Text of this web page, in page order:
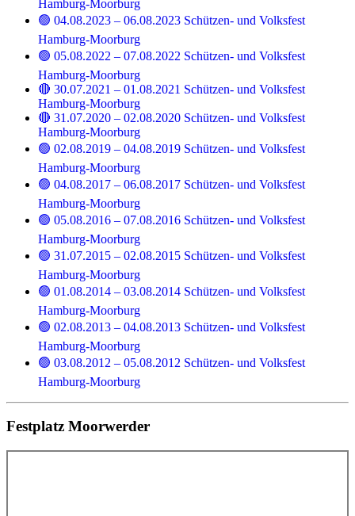
Hamburg-Moorburg
🟢 04.08.2023 – 06.08.2023 Schützen- und Volksfest
Hamburg-Moorburg
🟢 05.08.2022 – 07.08.2022 Schützen- und Volksfest
Hamburg-Moorburg
🔴 30.07.2021 – 01.08.2021 Schützen- und Volksfest
Hamburg-Moorburg
🔴 31.07.2020 – 02.08.2020 Schützen- und Volksfest
Hamburg-Moorburg
🟢 02.08.2019 – 04.08.2019 Schützen- und Volksfest
Hamburg-Moorburg
🟢 04.08.2017 – 06.08.2017 Schützen- und Volksfest
Hamburg-Moorburg
🟢 05.08.2016 – 07.08.2016 Schützen- und Volksfest
Hamburg-Moorburg
🟢 31.07.2015 – 02.08.2015 Schützen- und Volksfest
Hamburg-Moorburg
🟢 01.08.2014 – 03.08.2014 Schützen- und Volksfest
Hamburg-Moorburg
🟢 02.08.2013 – 04.08.2013 Schützen- und Volksfest
Hamburg-Moorburg
🟢 03.08.2012 – 05.08.2012 Schützen- und Volksfest
Hamburg-Moorburg
Festplatz Moorwerder